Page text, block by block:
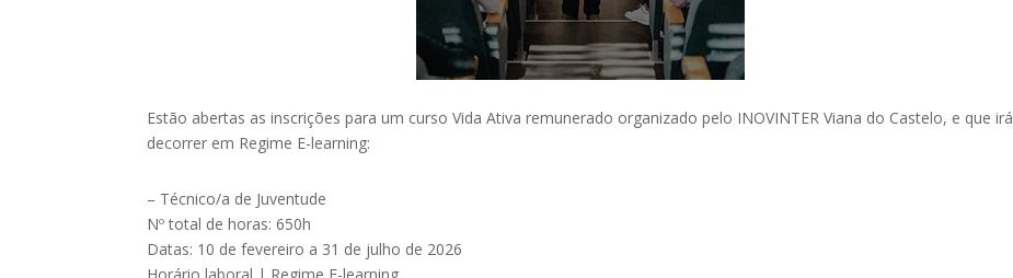
Estão abertas as inscrições para um curso Vida Ativa remunerado organizado pelo INOVINTER Viana do Castelo, e que irá
decorrer em Regime E-learning:
– Técnico/a de Juventude
Nº total de horas: 650h
Datas: 10 de fevereiro a 31 de julho de 2026